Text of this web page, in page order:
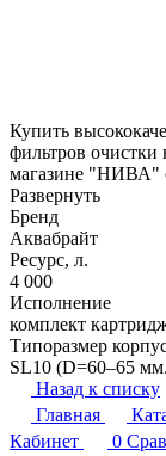
Купить
фильтров
магазине "НИВА"
Развернуть
Бренд
Аквабрайт
Ресурс, л.
4 000
Исполнение
комплект
Типоразмер
SL10 (D=60–65
Назад к списку
Главная
Кабинет
0